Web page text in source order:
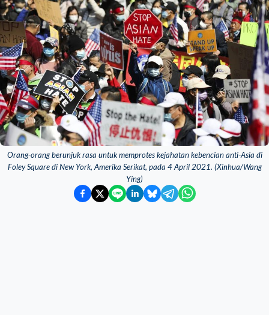
Orang-orang berunjuk rasa untuk memprotes kejahatan kebencian anti-Asia di
Foley Square di New York, Amerika Serikat, pada 4 April 2021. (Xinhua/Wang
Ying)